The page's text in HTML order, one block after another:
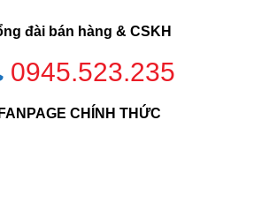
đài bán hàng & CSKH
0945.523.235
FANPAGE CHÍNH THỨC